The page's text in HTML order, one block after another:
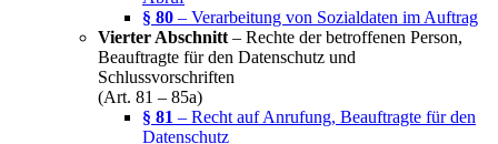
§ 80 – Verarbeitung von Sozialdaten im Auftrag
Vierter Abschnitt – Rechte der betroffenen Person,
Beauftragte für den Datenschutz und
Schlussvorschriften
(Art. 81 – 85a)
§ 81 – Recht auf Anrufung, Beauftragte für den
Datenschutz